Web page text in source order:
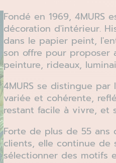
Fondé en 1969, 4MURS
décoration d'intérieur.
dans le papier peint,
son offre pour proposer
peinture, rideaux,
4MURS se distingue
variée et cohérente,
restant facile à vivre, et
Forte de plus de 55
clients, elle continue de
sélectionner des motifs